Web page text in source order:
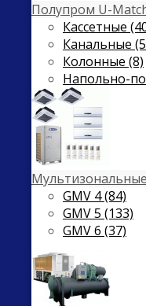
Полупром U-
Кассетные
Канальные
Колонные (8)
Напольно-
GMV 4 (84)
GMV 5 (133)
GMV 6 (37)